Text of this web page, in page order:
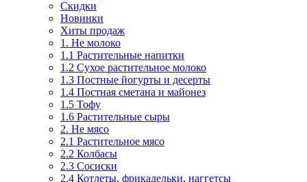
Скидки
Новинки
Хиты продаж
1. Не молоко
1.1 Растительные напитки
1.2 Сухое растительное молоко
1.3 Постные йогурты и десерты
1.4 Постная сметана и майонез
1.5 Тофу
1.6 Растительные сыры
2. Не мясо
2.1 Растительное мясо
2.2 Колбасы
2.3 Сосиски
2.4 Котлеты, фрикадельки, наггетсы